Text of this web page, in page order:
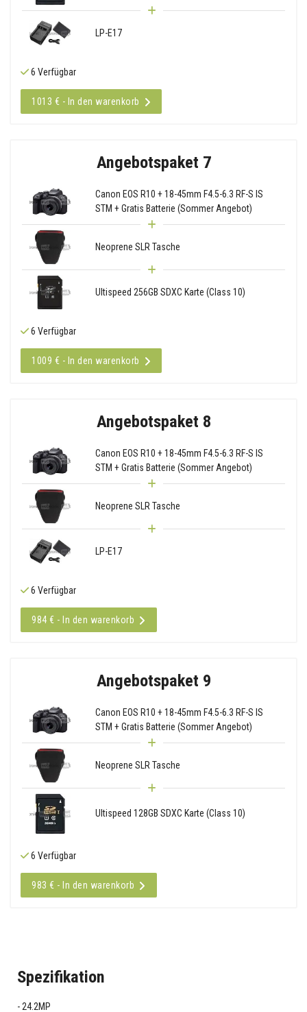
LP-E17
6 Verfügbar
1013 € - In den warenkorb
Angebotspaket 7
Canon EOS R10 + 18-45mm F4.5-6.3 RF-S IS
STM + Gratis Batterie (Sommer Angebot)
Neoprene SLR Tasche
Ultispeed 256GB SDXC Karte (Class 10)
6 Verfügbar
1009 € - In den warenkorb
Angebotspaket 8
Canon EOS R10 + 18-45mm F4.5-6.3 RF-S IS
STM + Gratis Batterie (Sommer Angebot)
Neoprene SLR Tasche
LP-E17
6 Verfügbar
984 € - In den warenkorb
Angebotspaket 9
Canon EOS R10 + 18-45mm F4.5-6.3 RF-S IS
STM + Gratis Batterie (Sommer Angebot)
Neoprene SLR Tasche
Ultispeed 128GB SDXC Karte (Class 10)
6 Verfügbar
983 € - In den warenkorb
Spezifikation
24.2MP